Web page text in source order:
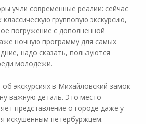
учли современные реалии: сейчас
групповую экскурсию,
погружение с дополненной
ночную программу для самых
надо сказать, пользуются
молодежи.
экскурсиях в Михайловский замок
важную деталь. Это место
представление о городе даже у
искушенным петербуржцем.